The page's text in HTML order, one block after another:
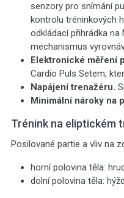
senzory pro snímání
kontrolu tréninkových
odkládací přihrádka na
mechanismus
Elektronické měření
Cardio Puls Setem,
Napájení trenažéru.
Minimální nároky na
Trénink na eliptickém
Posilované partie a vliv na
horní polovina těla:
dolní polovina těla: